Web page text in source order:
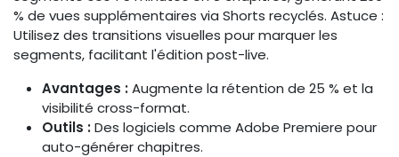
% de vues supplémentaires via Shorts recyclés. Astuce :
Utilisez des transitions visuelles pour marquer les
segments, facilitant l'édition post-live.
Avantages :Augmente la rétention de 25 % et la
visibilité cross-format.
Outils :Des logiciels comme Adobe Premiere pour
auto-générer chapitres.